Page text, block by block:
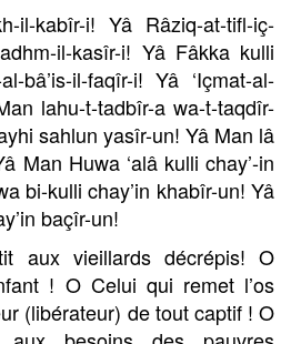
il-kabîr-i! Yâ Râziq-at-tifl-iç-
il-kasîr-i! Yâ Fâkka kulli
bâ’is-il-faqîr-i! Yâ ‘Içmat-al-
lahu-t-tadbîr-a wa-t-taqdîr-
sahlun yasîr-un! Yâ Man lâ
Man Huwa ‘alâ kulli chay’-in
bi-kulli chay’in khabîr-un! Yâ
baçîr-un!
aux vieillards décrépis! O
! O Celui qui remet l’os
(libérateur) de tout captif ! O